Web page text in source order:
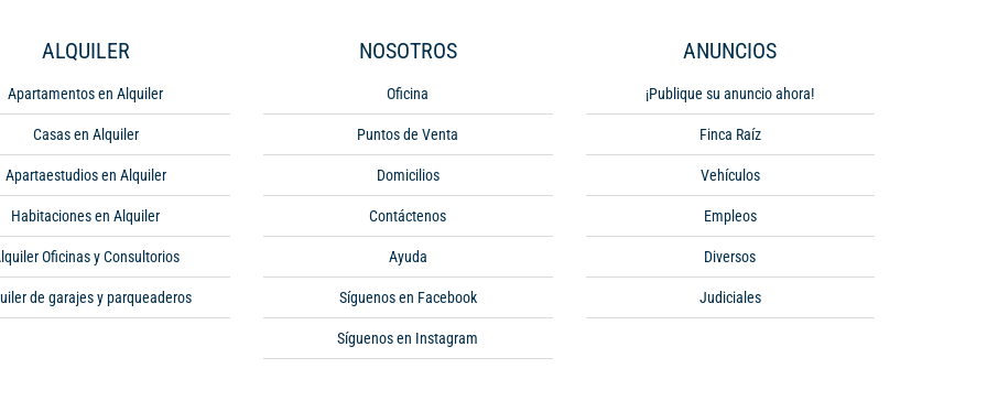
ALQUILER
Apartamentos en Alquiler
Casas en Alquiler
Apartaestudios en Alquiler
Habitaciones en Alquiler
Oficinas y Consultorios
de garajes y parqueaderos
NOSOTROS
Oficina
Puntos de Venta
Domicilios
Contáctenos
Ayuda
Síguenos en Facebook
Síguenos en Instagram
ANUNCIOS
¡Publique su anuncio ahora!
Finca Raíz
Vehículos
Empleos
Diversos
Judiciales